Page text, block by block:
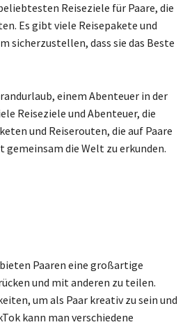
Reiseziele für Paare, die
Es gibt viele Reisepakete und
sicherzustellen, dass sie das Beste
einem Abenteuer in der
Reiseziele und Abenteuer, die
und Reiserouten, die auf Paare
die Welt zu erkunden.
Paaren eine großartige
und mit anderen zu teilen.
um als Paar kreativ zu sein und
kann man verschiedene